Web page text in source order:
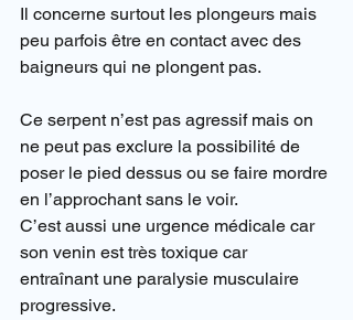
Il concerne surtout les plongeurs mais
peu parfois être en contact avec des
baigneurs qui ne plongent pas.
Ce serpent n’est pas agressif mais on
ne peut pas exclure la possibilité de
poser le pied dessus ou se faire mordre
en l’approchant sans le voir.
C’est aussi une urgence médicale car
son venin est très toxique car
entraînant une paralysie musculaire
progressive.